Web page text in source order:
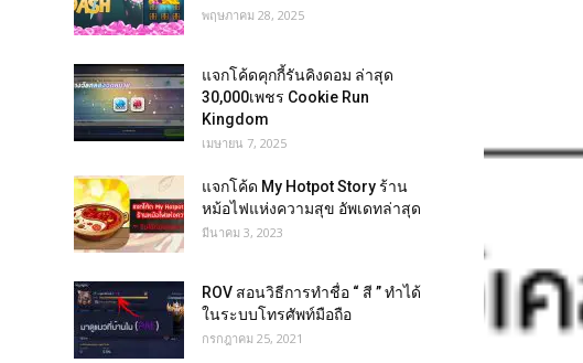
พฤษภาคม 28, 2025
แจกโค้ดคุกกี้รันคิงดอม ล่าสุด
30,000เพชร Cookie Run
Kingdom
เมษายน 7, 2025
แจกโค้ด My Hotpot Story ร้าน
หม้อไฟแห่งความสุข อัพเดทล่าสุด
มีนาคม 3, 2023
ROV สอนวิธีการทำชื่อ “ สี ” ทำได้
ในระบบโทรศัพท์มือถือ
กรกฎาคม 25, 2021